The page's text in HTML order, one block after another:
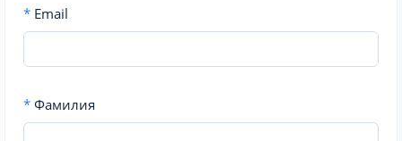
* Email
* Фамилия